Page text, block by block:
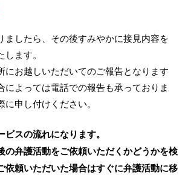
ましたら、その後すみやかに接見内容を
ます。
にお越しいただいてのご報告となります
によっては電話での報告も承っておりま
申し付けください。
スの流れになります。
の弁護活動をご依頼いただくかどうかを検
依頼いただいた場合はすぐに弁護活動に移